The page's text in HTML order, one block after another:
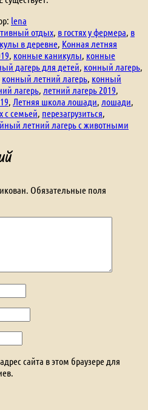
lena
отдых, в гостях у фермера, в
в деревне, Конная летняя
, конные каникулы, конные
дагерь для детей, конный лагерь,
конный летний лагерь, конный
лагерь, летний лагерь 2019,
, Летняя школа лошади, лошади,
с семьей, перезагрузиться,
летний лагерь с животными
Обязательные поля
сайта в этом браузере для